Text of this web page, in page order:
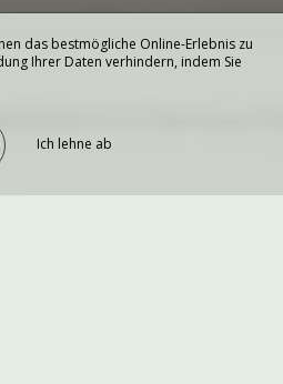
das bestmögliche Online-Erlebnis zu
Ihrer Daten verhindern, indem Sie
Ich lehne ab